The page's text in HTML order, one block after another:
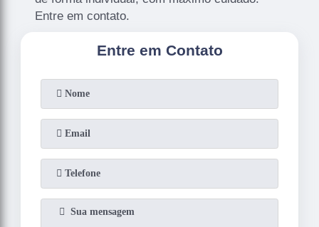
Entre em contato.
Entre em Contato